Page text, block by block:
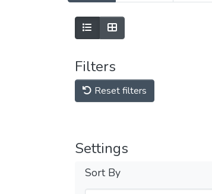
Filters
Reset filters
Settings
Sort By